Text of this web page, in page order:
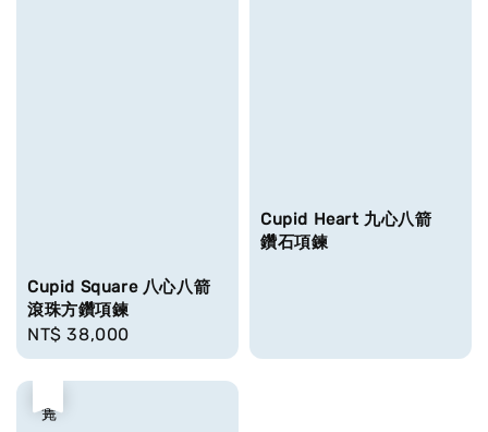
Cupid Square 八心八箭
滾珠方鑽項鍊
Regular
price
NT$ 38,000
Cupid Heart 九心八箭
鑽石項鍊